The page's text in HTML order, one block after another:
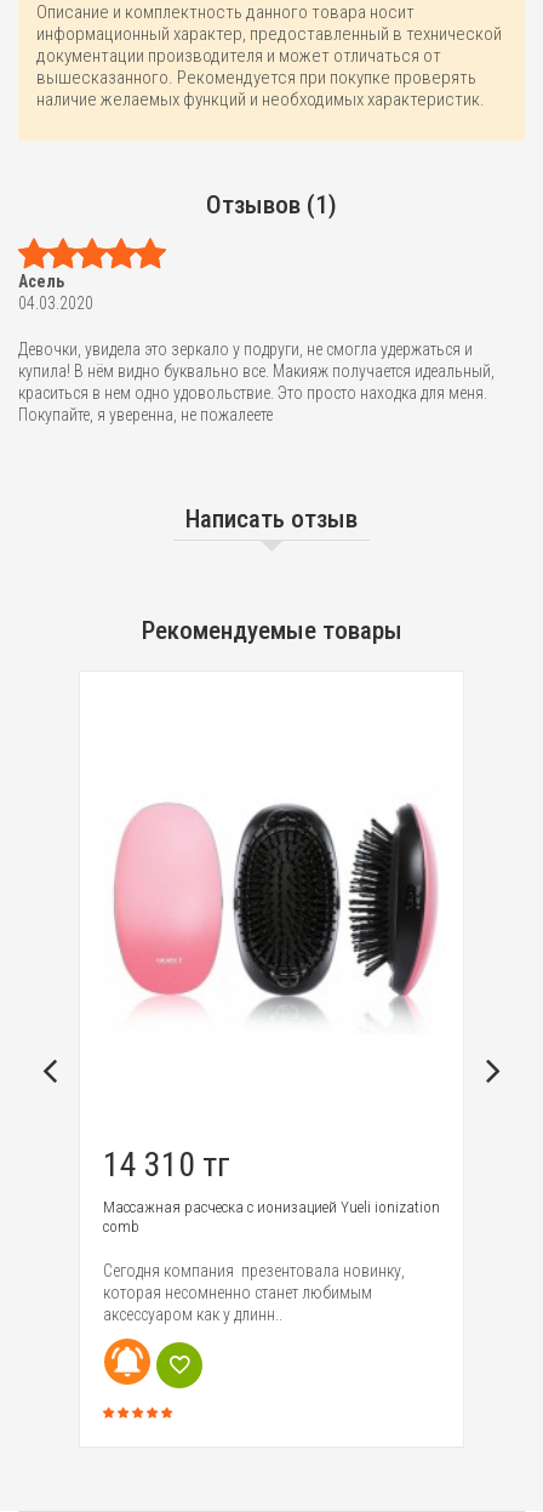
Описание и комплектность данного товара носит
информационный характер, предоставленный в технической
документации производителя и может отличаться от
вышесказанного. Рекомендуется при покупке проверять
наличие желаемых функций и необходимых характеристик.
Отзывов (1)
Асель
04.03.2020
Девочки, увидела это зеркало у подруги, не смогла удержаться и
купила! В нём видно буквально все. Макияж получается идеальный,
краситься в нем одно удовольствие. Это просто находка для меня.
Покупайте, я уверенна, не пожалеете
Написать отзыв
Рекомендуемые товары
14 310 тг
Массажная расческа с ионизацией Yueli ionization
comb
Сегодня компания презентовала новинку,
которая несомненно станет любимым
аксессуаром как у длинн..